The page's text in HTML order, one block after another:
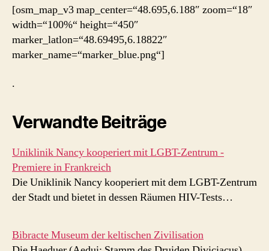
[osm_map_v3 map_center=“48.695,6.188″ zoom=“18″
width=“100%“ height=“450″
marker_latlon=“48.69495,6.18822″
marker_name=“marker_blue.png“]
.
Verwandte Beiträge
Uniklinik Nancy kooperiert mit LGBT-Zentrum -
Premiere in Frankreich
Die Uniklinik Nancy kooperiert mit dem LGBT-Zentrum
der Stadt und bietet in dessen Räumen HIV-Tests…
Bibracte Museum der keltischen Zivilisation